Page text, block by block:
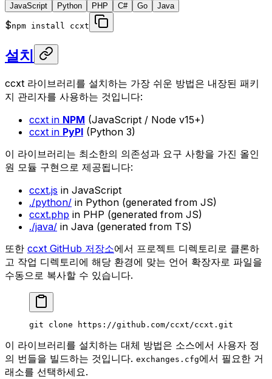
JavaScript
Python PHP C# Go Java
$npm install ccxt
설치
ccxt 라이브러리를 설치하는 가장 쉬운 방법은 내장된 패키
지 관리자를 사용하는 것입니다:
ccxt in NPM (JavaScript / Node v15+)
ccxt in PyPI (Python 3)
이 라이브러리는 최소한의 의존성과 요구 사항을 가진 올인
원 모듈 구현으로 제공됩니다:
ccxt.js in JavaScript
./python/ in Python (generated from JS)
ccxt.php in PHP (generated from JS)
./java/ in Java (generated from TS)
또한 ccxt GitHub 저장소에서 프로젝트 디렉토리로 클론하
고 작업 디렉토리에 해당 환경에 맞는 언어 확장자로 파일을
수동으로 복사할 수 있습니다.
git clone https://github.com/ccxt/ccxt.git
이 라이브러리를 설치하는 대체 방법은 소스에서 사용자 정
의 번들을 빌드하는 것입니다. exchanges.cfg에서 필요한 거
래소를 선택하세요.